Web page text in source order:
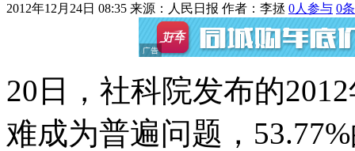
2012年12月24日 08:35 来源：人民日报 作者： 李拯 0人参与 0
20日，社科院发布的
难成为普遍问题，